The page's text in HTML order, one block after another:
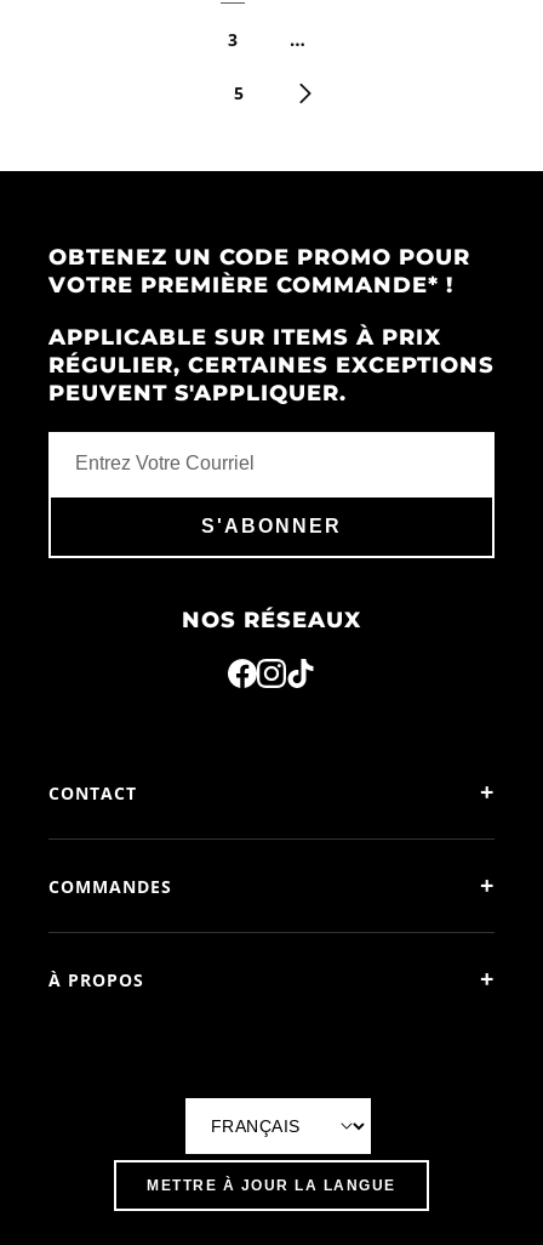
3 …
5
OBTENEZ UN CODE PROMO POUR
VOTRE PREMIÈRE COMMANDE* !
APPLICABLE SUR ITEMS À PRIX
RÉGULIER, CERTAINES EXCEPTIONS
PEUVENT S'APPLIQUER.
S'ABONNER
NOS RÉSEAUX
CONTACT +
COMMANDES +
À PROPOS +
a
n
METTRE À JOUR LA LANGUE